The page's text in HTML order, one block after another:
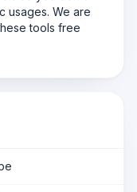
usages. We are
tools free